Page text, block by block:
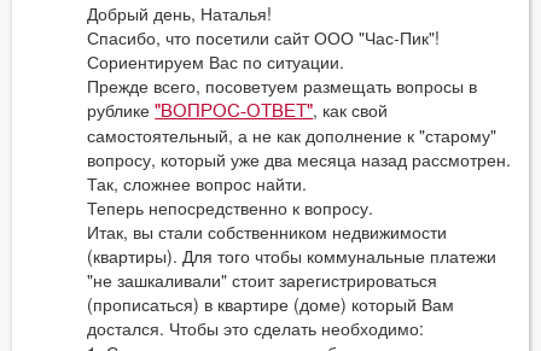
Добрый день, Наталья!
Спасибо, что посетили сайт ООО "Час-Пик"!
Сориентируем Вас по ситуации.
Прежде всего, посоветуем размещать вопросы в
рублике"ВОПРОС-ОТВЕТ", как свой
самостоятельный, а не как дополнение к "старому"
вопросу, который уже два месяца назад рассмотрен.
Так, сложнее вопрос найти.
Теперь непосредственно к вопросу.
Итак, вы стали собственником недвижимости
(квартиры). Для того чтобы коммунальные платежи
"не зашкаливали" стоит зарегистрироваться
(прописаться) в квартире (доме) который Вам
достался. Чтобы это сделать необходимо: